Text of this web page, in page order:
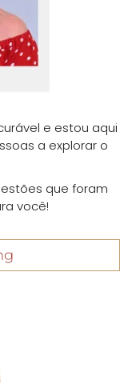
e estou aqui
a explorar o
que foram
você!